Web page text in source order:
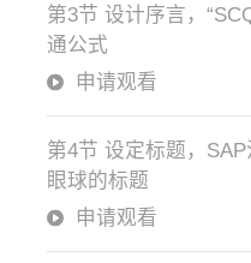
第3节 设计序言，
通公式
申请观看
第4节 设定标题，
眼球的标题
申请观看